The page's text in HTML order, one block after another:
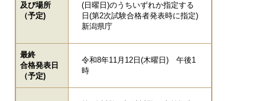
及び場所
（予定)
(日曜日)のうちいずれか指定する
日(第2次試験合格者発表時に指定)
新潟県庁
最終
合格発表日
（予定)
令和8年11月12日(木曜日) 午後1
時